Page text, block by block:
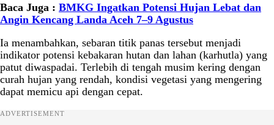
Baca Juga : BMKG Ingatkan Potensi Hujan Lebat dan
Angin Kencang Landa Aceh 7–9 Agustus
Ia menambahkan, sebaran titik panas tersebut menjadi
indikator potensi kebakaran hutan dan lahan (karhutla) yang
patut diwaspadai. Terlebih di tengah musim kering dengan
curah hujan yang rendah, kondisi vegetasi yang mengering
dapat memicu api dengan cepat.
ADVERTISEMENT